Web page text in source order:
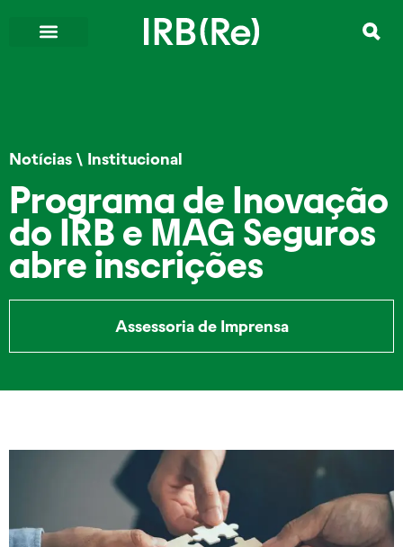
Notícias \ Institucional
Programa de Inovação
do IRB e MAG Seguros
abre inscrições
Assessoria de Imprensa